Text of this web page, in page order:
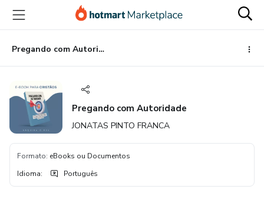
para
conteúdo
principal
para
pagamento
para
rodapé
Pregando com Autoridade
Pregando com Autoridade
JONATAS PINTO FRANCA
Formato: eBooks ou Documentos
Idioma: Português